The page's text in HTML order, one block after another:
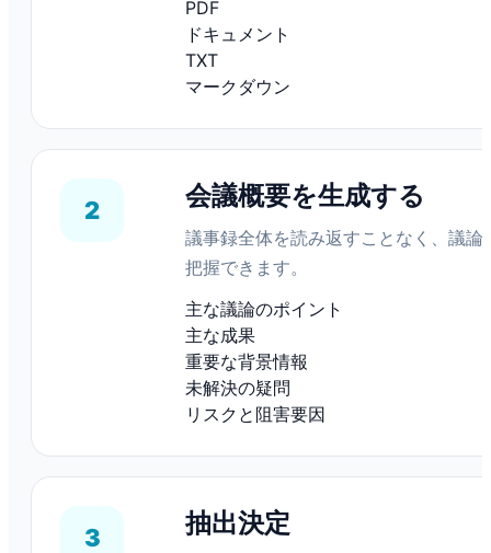
PDF
ドキュメント
TXT
マークダウン
2 会議概要を生成する
議事録全体を読み返すことなく、議論
把握できます。
主な議論のポイント
主な成果
重要な背景情報
未解決の疑問
リスクと阻害要因
3 抽出決定